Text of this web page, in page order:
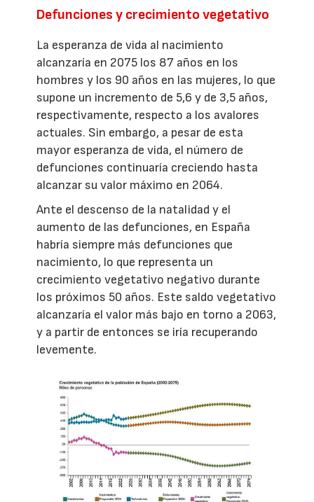
Defunciones y crecimiento vegetativo
La esperanza de vida al nacimiento
alcanzaría en 2075 los 87 años en los
hombres y los 90 años en las mujeres, lo que
supone un incremento de 5,6 y de 3,5 años,
respectivamente, respecto a los avalores
actuales. Sin embargo, a pesar de esta
mayor esperanza de vida, el número de
defunciones continuaría creciendo hasta
alcanzar su valor máximo en 2064.
Ante el descenso de la natalidad y el
aumento de las defunciones, en España
habría siempre más defunciones que
nacimiento, lo que representa un
crecimiento vegetativo negativo durante
los próximos 50 años. Este saldo vegetativo
alcanzaría el valor más bajo en torno a 2063,
y a partir de entonces se iría recuperando
levemente.